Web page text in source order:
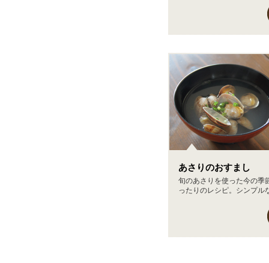
あさりのおすまし
旬のあさりを使った今の季
ったりのレシピ。シンプル